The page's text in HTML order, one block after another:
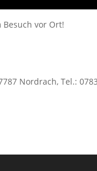
Besuch vor Ort!
Nordrach, Tel.: